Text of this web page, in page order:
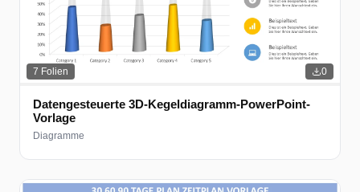
7 Folien 0
Datengesteuerte 3D-Kegeldiagramm-PowerPoint-
Vorlage
Diagramme